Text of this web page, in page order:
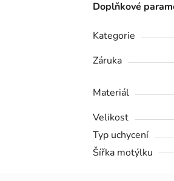
Doplňkové
Kategorie
Záruka
Materiál
Velikost
Typ uchycení
Šířka motýlku